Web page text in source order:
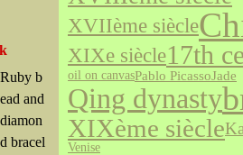
Ruby b
ead and
diamon
d bracel
XVIIème siècle
XIXe siècle17th
oil on canvasPablo PicassoJade
Qing dynasty
XIXème siècle
Venise